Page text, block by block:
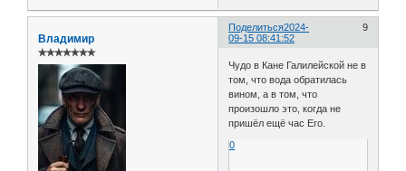
Поделиться 9
2024-
09-15 08:41:52
Владимир
✯✯✯✯✯✯✯
Чудо в Кане Галилейской не в
том, что вода обратилась
вином, а в том, что
произошло это, когда не
пришёл ещё час Его.
0